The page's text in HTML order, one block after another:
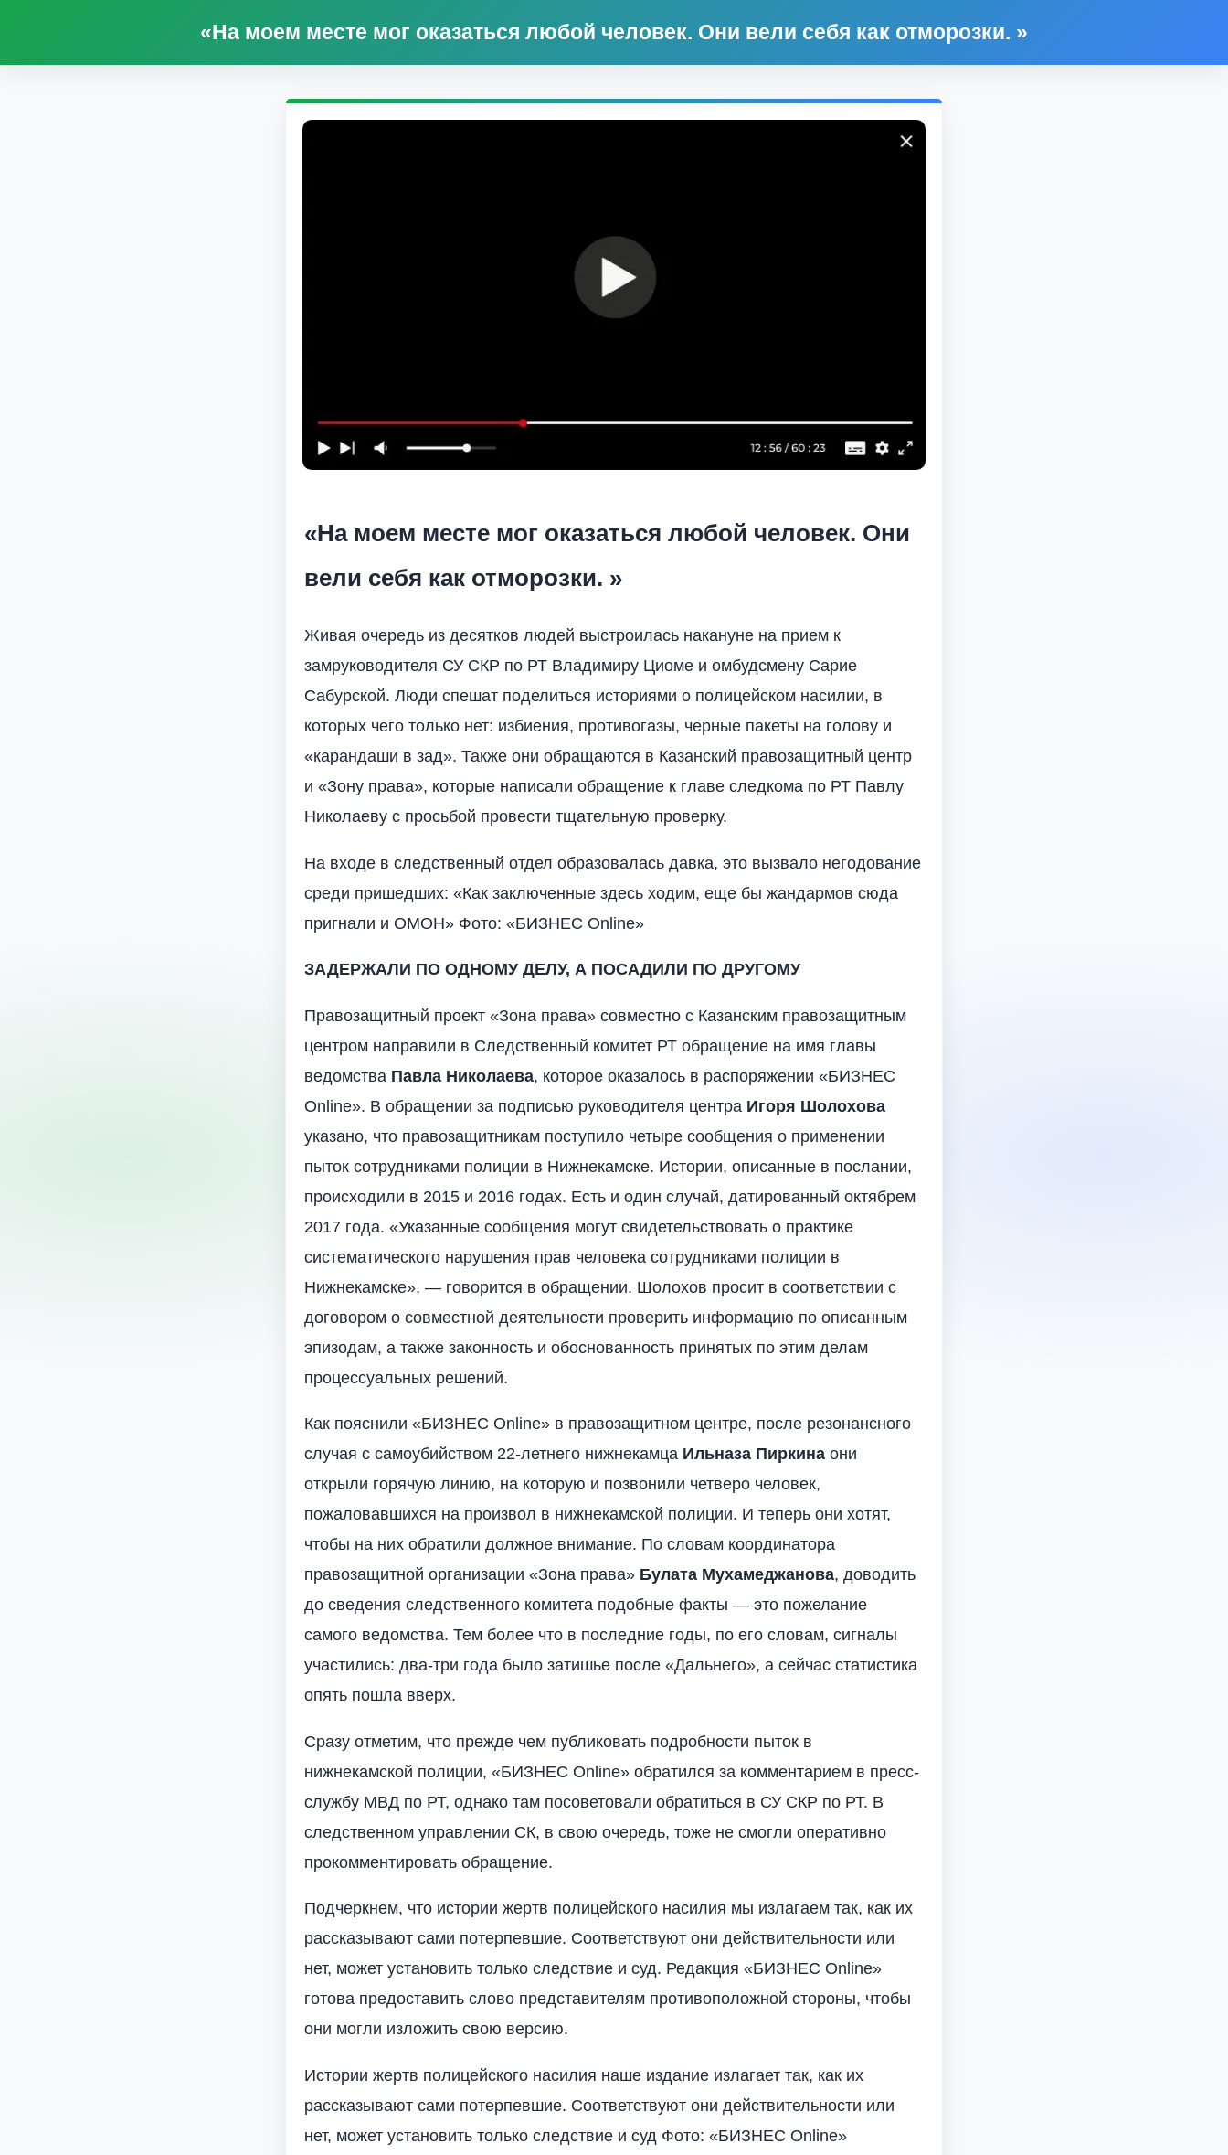
«На моем месте мог оказаться любой человек. Они вели себя как отморозки. »
«На моем месте мог оказаться любой человек. Они
вели себя как отморозки. »
Живая очередь из десятков людей выстроилась накануне на прием к
замруководителя СУ СКР по РТ Владимиру Циоме и омбудсмену Сарие
Сабурской. Люди спешат поделиться историями о полицейском насилии, в
которых чего только нет: избиения, противогазы, черные пакеты на голову и
«карандаши в зад». Также они обращаются в Казанский правозащитный центр
и «Зону права», которые написали обращение к главе следкома по РТ Павлу
Николаеву с просьбой провести тщательную проверку.
На входе в следственный отдел образовалась давка, это вызвало негодование
среди пришедших: «Как заключенные здесь ходим, еще бы жандармов сюда
пригнали и ОМОН» Фото: «БИЗНЕС Online»
ЗАДЕРЖАЛИ ПО ОДНОМУ ДЕЛУ, А ПОСАДИЛИ ПО ДРУГОМУ
Правозащитный проект «Зона права» совместно с Казанским правозащитным
центром направили в Следственный комитет РТ обращение на имя главы
ведомства Павла Николаева, которое оказалось в распоряжении «БИЗНЕС
Online». В обращении за подписью руководителя центра Игоря Шолохова
указано, что правозащитникам поступило четыре сообщения о применении
пыток сотрудниками полиции в Нижнекамске. Истории, описанные в послании,
происходили в 2015 и 2016 годах. Есть и один случай, датированный октябрем
2017 года. «Указанные сообщения могут свидетельствовать о практике
систематического нарушения прав человека сотрудниками полиции в
Нижнекамске», — говорится в обращении. Шолохов просит в соответствии с
договором о совместной деятельности проверить информацию по описанным
эпизодам, а также законность и обоснованность принятых по этим делам
процессуальных решений.
Как пояснили «БИЗНЕС Online» в правозащитном центре, после резонансного
случая с самоубийством 22-летнего нижнекамца Ильназа Пиркина они
открыли горячую линию, на которую и позвонили четверо человек,
пожаловавшихся на произвол в нижнекамской полиции. И теперь они хотят,
чтобы на них обратили должное внимание. По словам координатора
правозащитной организации «Зона права» Булата Мухамеджанова, доводить
до сведения следственного комитета подобные факты — это пожелание
самого ведомства. Тем более что в последние годы, по его словам, сигналы
участились: два-три года было затишье после «Дальнего», а сейчас статистика
опять пошла вверх.
Сразу отметим, что прежде чем публиковать подробности пыток в
нижнекамской полиции, «БИЗНЕС Online» обратился за комментарием в пресс-
службу МВД по РТ, однако там посоветовали обратиться в СУ СКР по РТ. В
следственном управлении СК, в свою очередь, тоже не смогли оперативно
прокомментировать обращение.
Подчеркнем, что истории жертв полицейского насилия мы излагаем так, как их
рассказывают сами потерпевшие. Соответствуют они действительности или
нет, может установить только следствие и суд. Редакция «БИЗНЕС Online»
готова предоставить слово представителям противоположной стороны, чтобы
они могли изложить свою версию.
Истории жертв полицейского насилия наше издание излагает так, как их
рассказывают сами потерпевшие. Соответствуют они действительности или
нет, может установить только следствие и суд Фото: «БИЗНЕС Online»